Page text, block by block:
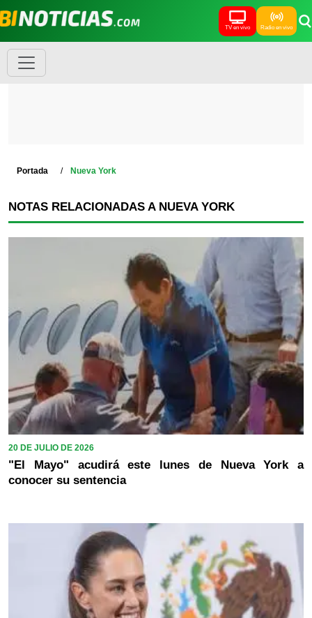
TV en vivo Radio en vivo
Portada Nueva York
NOTAS RELACIONADAS A NUEVA YORK
20 DE JULIO DE 2026
"El Mayo" acudirá este lunes de Nueva York a
conocer su sentencia